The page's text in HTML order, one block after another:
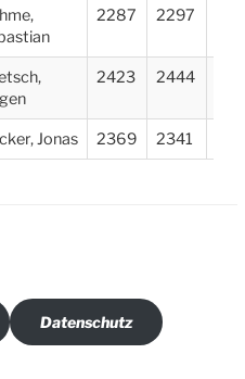
2287 2297
2423 2444
Jonas 2369 2341
Datenschutz